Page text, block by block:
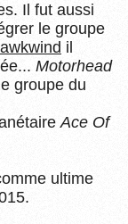
Il fut aussi
le groupe
il
Motorhead
groupe du
Ace Of
ultime